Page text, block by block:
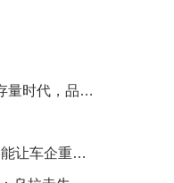
HDC 2026 | 对话鲸鸿动能：存量时代，品牌如何夺回营销“主动权”？
鲸鸿动能的主动式营销，能不能让车企重建营销秩序？